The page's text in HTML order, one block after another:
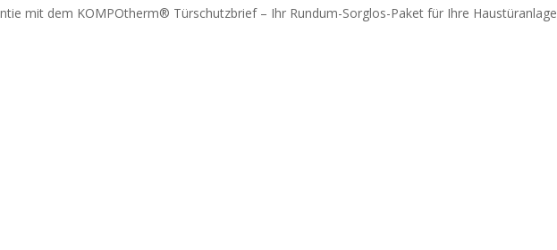
mit dem KOMPOtherm® Türschutzbrief – Ihr Rundum-Sorglos-Paket für Ihre Haustüranlage